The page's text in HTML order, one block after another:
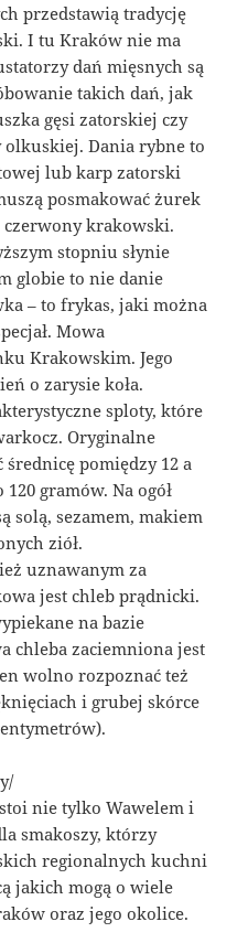
przedstawią tradycję
I tu Kraków nie ma
dań mięsnych są
takich dań, jak
gęsi zatorskiej czy
Dania rybne to
lub karp zatorski
posmakować żurek
krakowski.
stopniu słynie
globie to nie danie
– to frykas, jaki można
Mowa
Krakowskim. Jego
o zarysie koła.
sploty, które
Oryginalne
pomiędzy 12 a
gramów. Na ogół
solą, sezamem, makiem
ziół.
uznawanym za
jest chleb prądnicki.
na bazie
chleba zaciemniona jest
wolno rozpoznać też
i grubej skórce
nie tylko Wawelem i
smakoszy, którzy
regionalnych kuchni
jakich mogą o wiele
oraz jego okolice.